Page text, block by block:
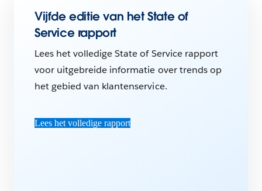
Vijfde editie van het State of
Service rapport
Lees het volledige State of Service rapport
voor uitgebreide informatie over trends op
het gebied van klantenservice.
Lees het volledige rapport